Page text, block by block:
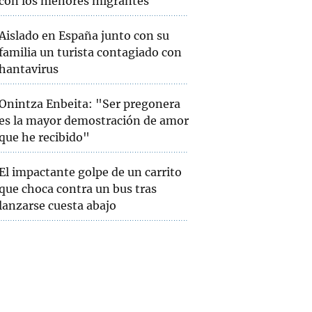
Aislado en España junto con su
un turista contagiado con
Enbeita: "Ser pregonera
la mayor demostración de amor
he recibido"
impactante golpe de un carrito
choca contra un bus tras
cuesta abajo